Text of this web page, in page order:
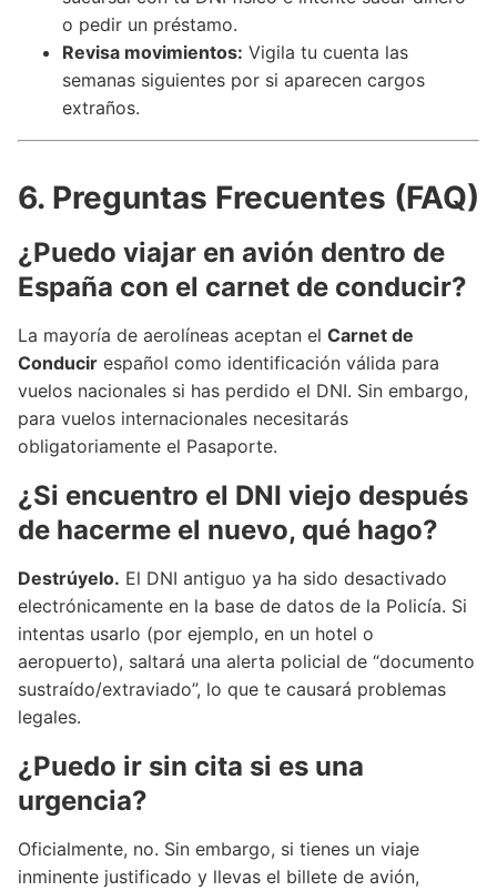
o pedir un préstamo.
Revisa movimientos: Vigila tu cuenta las
semanas siguientes por si aparecen cargos
extraños.
6. Preguntas Frecuentes (FAQ)
¿Puedo viajar en avión dentro de
España con el carnet de conducir?
La mayoría de aerolíneas aceptan el Carnet de
Conducir español como identificación válida para
vuelos nacionales si has perdido el DNI. Sin embargo,
para vuelos internacionales necesitarás
obligatoriamente el Pasaporte.
¿Si encuentro el DNI viejo después
de hacerme el nuevo, qué hago?
Destrúyelo. El DNI antiguo ya ha sido desactivado
electrónicamente en la base de datos de la Policía. Si
intentas usarlo (por ejemplo, en un hotel o
aeropuerto), saltará una alerta policial de “documento
sustraído/extraviado”, lo que te causará problemas
legales.
¿Puedo ir sin cita si es una
urgencia?
Oficialmente, no. Sin embargo, si tienes un viaje
inminente justificado y llevas el billete de avión,